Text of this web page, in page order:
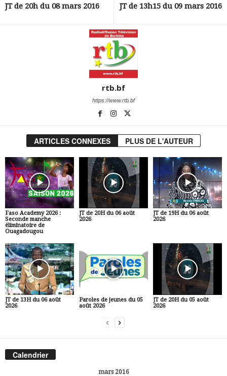
JT de 20h du 08 mars 2016 JT de 13h15 du 09 mars 2016
rtb.bf
https://www.rtb.bf
ARTICLES CONNEXES PLUS DE L'AUTEUR
Faso Academy 2026 :
Seconde manche
éliminatoire de
Ouagadougou
JT de 20H du 06 août
2026
JT de 19H du 06 août
2026
JT de 13H du 06 août
2026
Paroles de jeunes du 05
août 2026
JT de 20H du 05 août
2026
Calendrier
mars 2016